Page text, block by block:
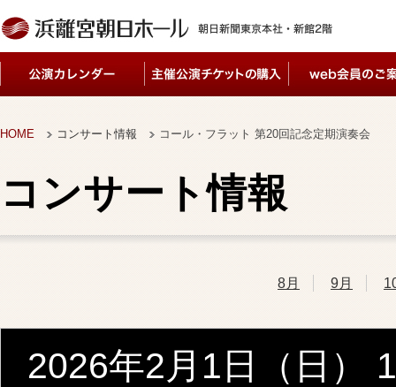
HOME コンサート情報 コール・フラット 第20回記念定期演奏会
コンサート情報
8月 9月
2026年2月1日（日 ）